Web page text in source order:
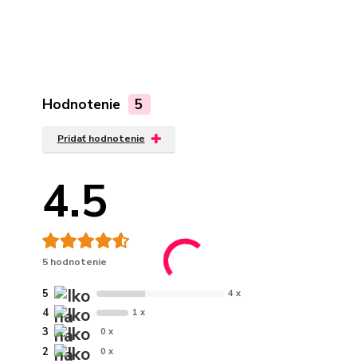
Hodnotenie 5
Pridať hodnotenie
4.5
5 hodnotenie
5 4 x
4 1 x
3 0 x
2 0 x